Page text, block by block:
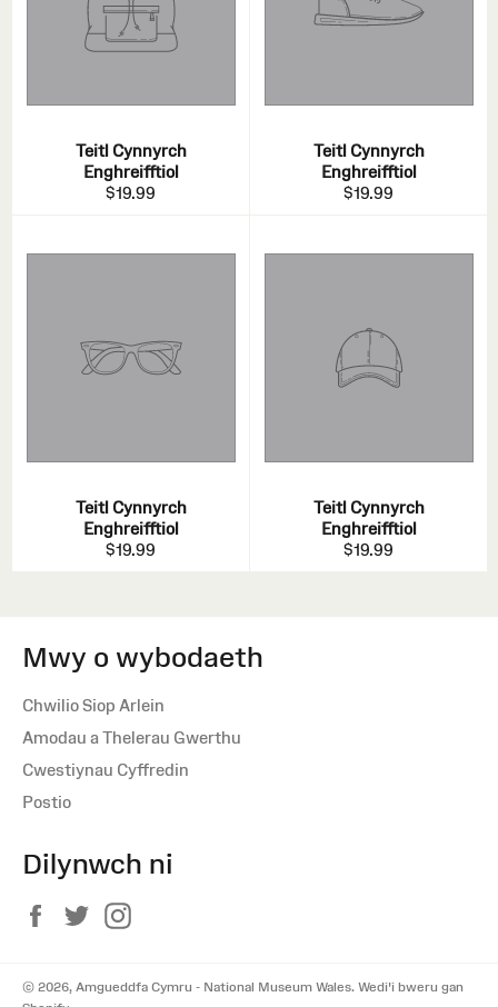
Teitl Cynnyrch
Enghreifftiol
$19.99
Teitl Cynnyrch
Enghreifftiol
$19.99
Teitl Cynnyrch
Enghreifftiol
$19.99
Teitl Cynnyrch
Enghreifftiol
$19.99
Mwy o wybodaeth
Chwilio Siop Arlein
Amodau a Thelerau Gwerthu
Cwestiynau Cyffredin
Postio
Dilynwch ni
Facebook
Twitter
© 2026, Amgueddfa Cymru - National Museum Wales. Wedi'i bweru gan